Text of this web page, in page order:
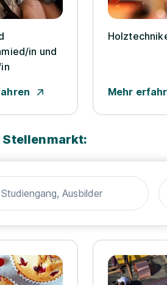
­in und
Mehr
Stellenmarkt: